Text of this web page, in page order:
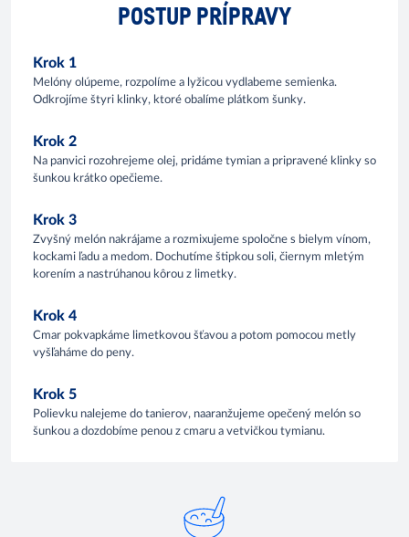
POSTUP PRÍPRAVY
Krok 1
Melóny olúpeme, rozpolíme a lyžicou vydlabeme semienka.
Odkrojíme štyri klinky, ktoré obalíme plátkom šunky.
Krok 2
Na panvici rozohrejeme olej, pridáme tymian a pripravené klinky so
šunkou krátko opečieme.
Krok 3
Zvyšný melón nakrájame a rozmixujeme spoločne s bielym vínom,
kockami ľadu a medom. Dochutíme štipkou soli, čiernym mletým
korením a nastrúhanou kôrou z limetky.
Krok 4
Cmar pokvapkáme limetkovou šťavou a potom pomocou metly
vyšľaháme do peny.
Krok 5
Polievku nalejeme do tanierov, naaranžujeme opečený melón so
šunkou a dozdobíme penou z cmaru a vetvičkou tymianu.